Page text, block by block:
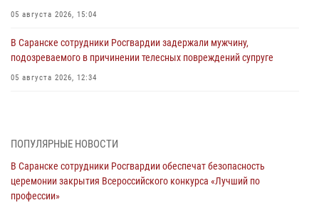
05 августа 2026, 15:04
В Саранске сотрудники Росгвардии задержали мужчину,
подозреваемого в причинении телесных повреждений супруге
05 августа 2026, 12:34
05 августа 2026, 09:04 4
Помощь из Мордовии защитникам Отечества: центр лицензионно-
разрешительной работы передал очередную партию вооружения в
зону СВО
ПОПУЛЯРНЫЕ НОВОСТИ
В Саранске сотрудники Росгвардии обеспечат безопасность
церемонии закрытия Всероссийского конкурса «Лучший по
профессии»